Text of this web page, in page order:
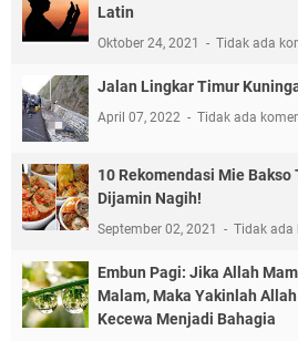
Latin
Oktober 24, 2021 Tidak ada
Jalan Lingkar Timur
April 07, 2022 Tidak ada
10 Rekomendasi Mie Bakso
Dijamin Nagih!
September 02, 2021 Tidak ada
Embun Pagi: Jika Allah
Malam, Maka Yakinlah
Kecewa Menjadi Bahagia